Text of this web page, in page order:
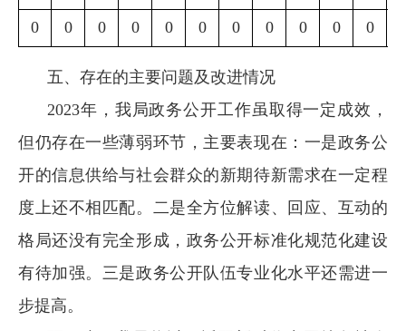
0 0 0 0 0 0 0 0 0 0 0
五、存在的主要问题及改进情况
2023年，我局政务公开工作虽取得一定成效，
但仍存在一些薄弱环节，主要表现在：一是政务公
开的信息供给与社会群众的新期待新需求在一定程
度上还不相匹配。二是全方位解读、回应、互动的
格局还没有完全形成，政务公开标准化规范化建设
有待加强。三是政务公开队伍专业化水平还需进一
步提高。